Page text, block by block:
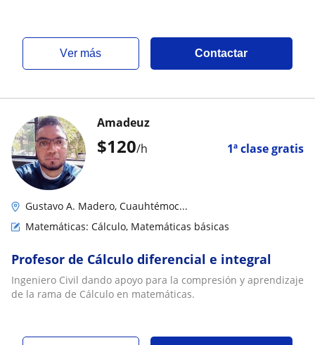
ver más Contactar
$120/h 1ª clase gratis
Amadeuz
Gustavo A. Madero, Cuauhtémoc...
Matemáticas: Cálculo, Matemáticas básicas
Profesor de Cálculo diferencial e integral
Ingeniero Civil dando apoyo para la compresión y aprendizaje
de la rama de Cálculo en matemáticas.